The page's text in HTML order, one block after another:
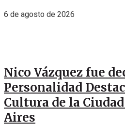
6 de agosto de 2026
Nico Vázquez fue
Personalidad
Cultura de la
Aires